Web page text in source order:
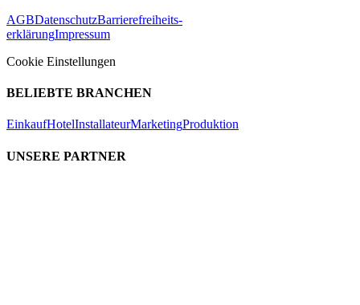
AGBDatenschutzBarrierefreiheits-
erklärungImpressum
Cookie Einstellungen
BELIEBTE BRANCHEN
EinkaufHotelInstallateurMarketingProduktion
UNSERE PARTNER